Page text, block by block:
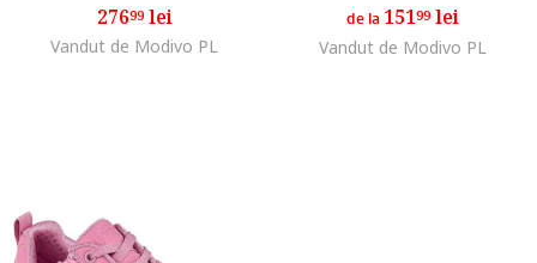
27699lei
Vandut de Modivo PL
de la 15199lei
Vandut de Modivo PL